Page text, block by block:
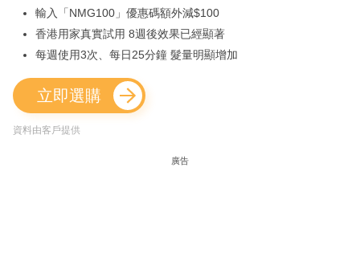
輸入「NMG100」優惠碼額外減$100
香港用家真實試用 8週後效果已經顯著
每週使用3次、每日25分鐘 髮量明顯增加
立即選購
資料由客戶提供
廣告